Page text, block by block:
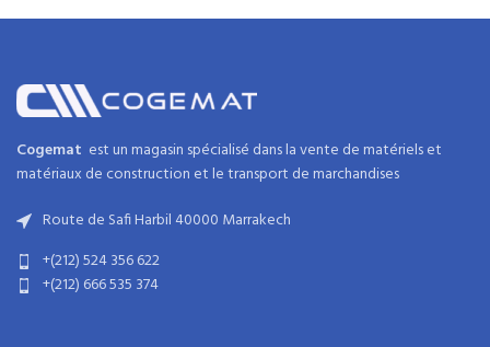
Cogemat est un magasin spécialisé dans lavente de matériels et
matériaux de construction etle transport de marchandises
Route de Safi Harbil 40000 Marrakech
+(212) 524 356 622
+(212) 666 535 374